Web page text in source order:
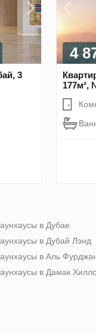
3
4
177м²,
в Дубае
в Дубай Лэнд
в Аль
в Дамак Хиллс